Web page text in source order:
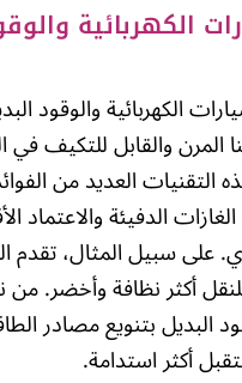
الكهربائية
الكهربائية والوقود
المرن والقابل للتكيف
التقنيات العديد من
الدفيئة والاعتماد
على سبيل المثال، تقدم
أكثر نظافة وأخضر. من
البديل بتنويع مصادر
أكثر استدامة.